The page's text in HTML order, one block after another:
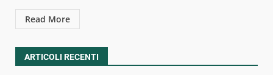
Read More
ARTICOLI RECENTI